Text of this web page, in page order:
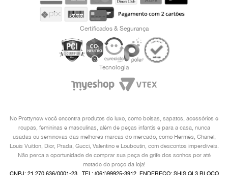
Certificados & Segurança
Tecnologia
No Prettynew você encontra produtos de luxo, como bolsas, sapatos, acessórios e
roupas, femininas e masculinas, além de peças infantis e para a casa, nunca
usadas ou seminovas das melhores marcas do mercado, como Hermès, Chanel,
Louis Vuitton, Dior, Prada, Gucci, Valentino e Louboutin, com descontos imperdíveis.
Não perca a oportunidade de comprar sua peça de grife dos sonhos por até
metade do preço da loja!
CNPJ: 21.270.636/0001-23 , TEL: (061)99925-3912, ENDEREÇO: SHIS QI 3 BLOCO